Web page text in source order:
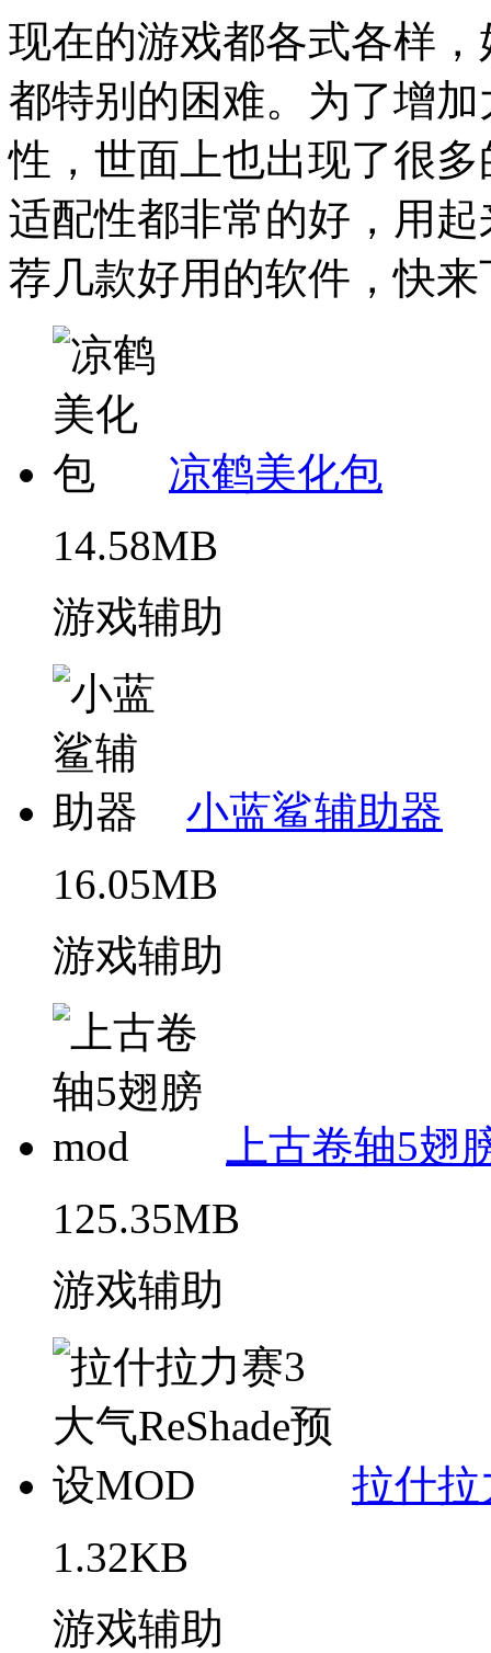
现在的游戏都各式各样
都特别的困难。为了增
性，世面上也出现了很
适配性都非常的好，用
荐几款好用的软件，快来
凉鹤美化包
14.58MB
游戏辅助
小蓝鲨辅助器
16.05MB
游戏辅助
上古卷轴5翅
125.35MB
游戏辅助
拉什拉
1.32KB
游戏辅助